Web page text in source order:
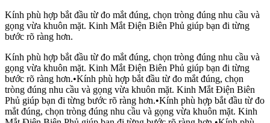
Kính phù hợp bắt đầu từ đo mắt đúng, chọn tròng đúng nhu cầu và
gọng vừa khuôn mặt. Kinh Mắt Điện Biên Phủ giúp bạn đi từng
bước rõ ràng hơn.
Kính phù hợp bắt đầu từ đo mắt đúng, chọn tròng đúng nhu cầu và
gọng vừa khuôn mặt. Kinh Mắt Điện Biên Phủ giúp bạn đi từng
bước rõ ràng hơn.•Kính phù hợp bắt đầu từ đo mắt đúng, chọn
tròng đúng nhu cầu và gọng vừa khuôn mặt. Kinh Mắt Điện Biên
Phủ giúp bạn đi từng bước rõ ràng hơn.•Kính phù hợp bắt đầu từ đo
mắt đúng, chọn tròng đúng nhu cầu và gọng vừa khuôn mặt. Kinh